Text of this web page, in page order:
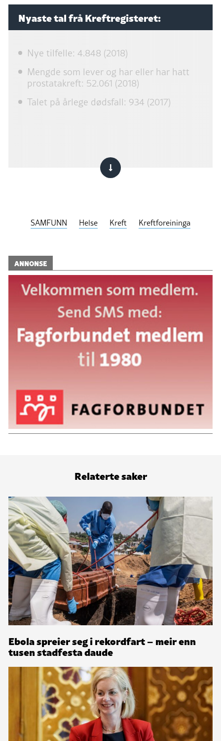
Nyaste tal frå Kreftregisteret:
Nye tilfelle: 4.848 (2018)
Mengde som lever og har eller har hatt
prostatakreft: 52.061 (2018)
Talet på årlege dødsfall: 934 (2017)
SAMFUNN Helse Kreft Kreftforeininga
ANNONSE
Relaterte saker
Ebola spreier seg i rekordfart – meir enn
tusen stadfesta daude